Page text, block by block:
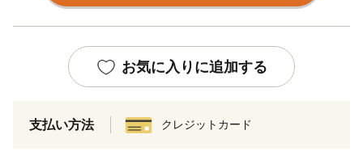
お気に入りに追加する
支払い方法 クレジットカード